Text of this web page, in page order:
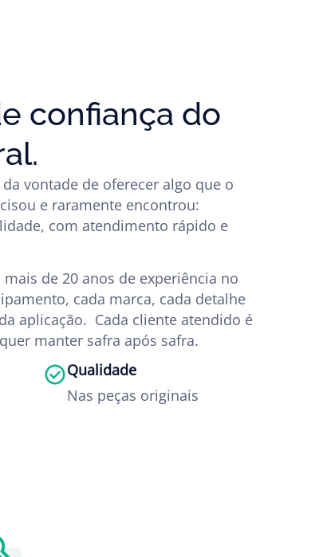
confiança do
vontade de oferecer algo que o
e raramente encontrou:
com atendimento rápido e
de 20 anos de experiência no
cada marca, cada detalhe
aplicação. Cada cliente atendido é
manter safra após safra.
Qualidade
Nas peças originais